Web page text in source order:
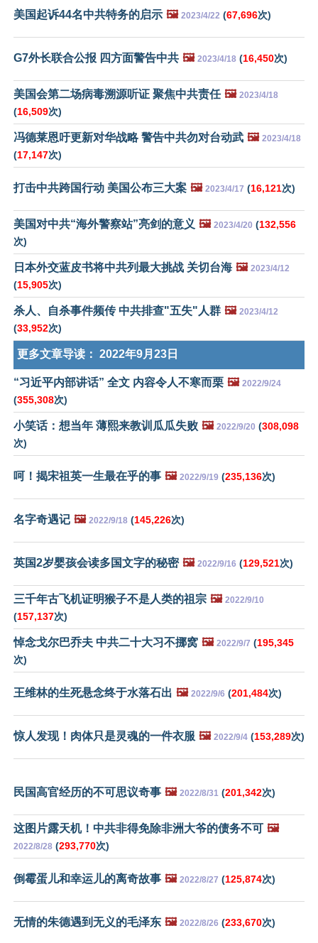
美国起诉44名中共特务的启示 🖼️ 2023/4/22 (67,696次)
G7外长联合公报 四方面警告中共 🖼️ 2023/4/18 (16,450次)
美国会第二场病毒溯源听证 聚焦中共责任 🖼️ 2023/4/18
(16,509次)
冯德莱恩吁更新对华战略 警告中共勿对台动武 🖼️ 2023/4/18
(17,147次)
打击中共跨国行动 美国公布三大案 🖼️ 2023/4/17 (16,121次)
美国对中共“海外警察站”亮剑的意义 🖼️ 2023/4/20 (132,556
次)
日本外交蓝皮书将中共列最大挑战 关切台海 🖼️ 2023/4/12
(15,905次)
杀人、自杀事件频传 中共排查"五失"人群 🖼️ 2023/4/12
(33,952次)
更多文章导读： 2022年9月23日
“习近平内部讲话” 全文 内容令人不寒而栗 🖼️ 2022/9/24
(355,308次)
小笑话：想当年 薄熙来教训瓜瓜失败 🖼️ 2022/9/20 (308,098
次)
呵！揭宋祖英一生最在乎的事 🖼️ 2022/9/19 (235,136次)
名字奇遇记 🖼️ 2022/9/18 (145,226次)
英国2岁婴孩会读多国文字的秘密 🖼️ 2022/9/16 (129,521次)
三千年古飞机证明猴子不是人类的祖宗 🖼️ 2022/9/10
(157,137次)
悼念戈尔巴乔夫 中共二十大习不挪窝 🖼️ 2022/9/7 (195,345
次)
王维林的生死悬念终于水落石出 🖼️ 2022/9/6 (201,484次)
惊人发现！肉体只是灵魂的一件衣服 🖼️ 2022/9/4 (153,289次)
民国高官经历的不可思议奇事 🖼️ 2022/8/31 (201,342次)
这图片露天机！中共非得免除非洲大爷的债务不可 🖼️
2022/8/28 (293,770次)
倒霉蛋儿和幸运儿的离奇故事 🖼️ 2022/8/27 (125,874次)
无情的朱德遇到无义的毛泽东 🖼️ 2022/8/26 (233,670次)